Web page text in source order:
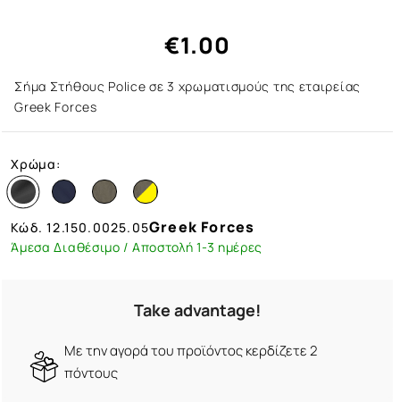
€1.00
Σήμα Στήθους Police σε 3 χρωματισμούς της εταιρείας
Greek Forces
Χρώμα:
Κώδ.12.150.0025.05Greek Forces
Άμεσα Διαθέσιμο / Αποστολή 1-3 ημέρες
Take advantage!
Με την αγορά του προϊόντος κερδίζετε 2
πόντους